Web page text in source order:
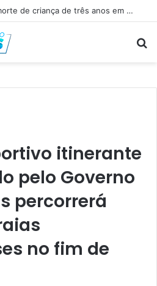
Polícia Civil investiga morte de criança de três anos em Palmas; pai é suspeito de agressão
itinerante
pelo Governo
percorrerá
no fim de